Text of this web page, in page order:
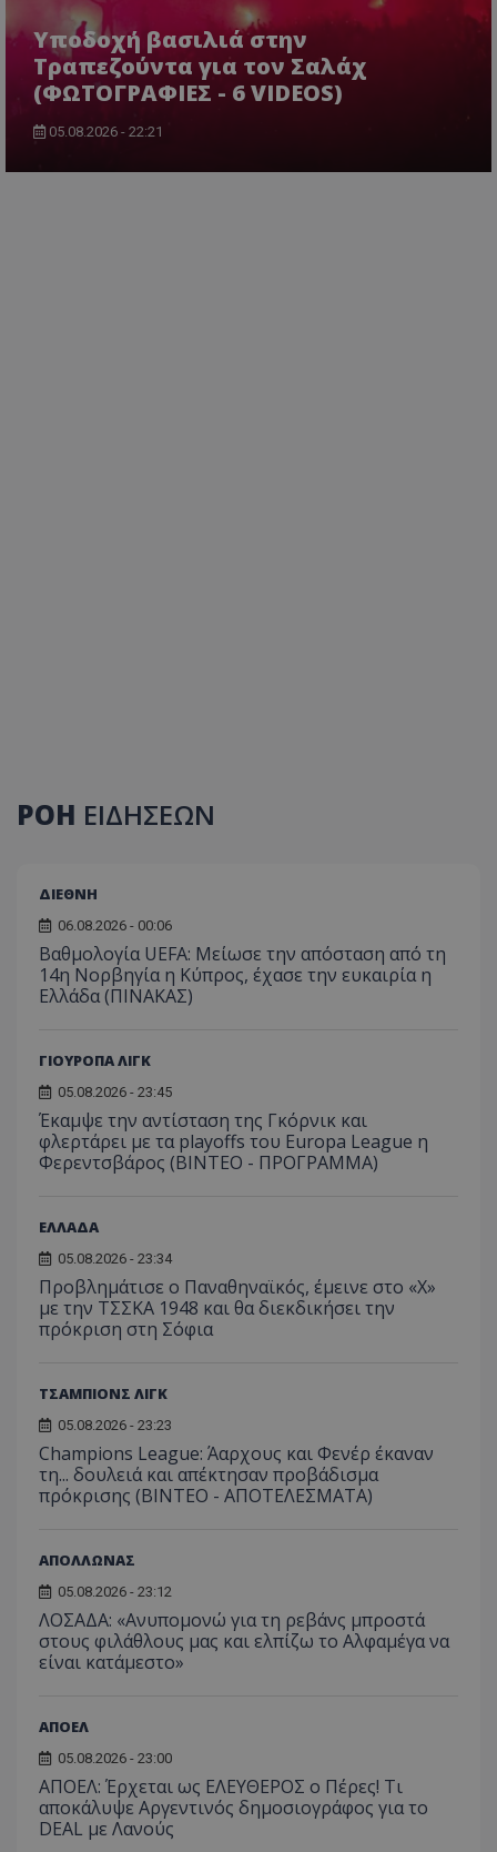
Υποδοχή βασιλιά στην
Τραπεζούντα για τον Σαλάχ
(ΦΩΤΟΓΡΑΦΙΕΣ - 6 VIDEOS)
05.08.2026 - 22:21
ΡΟΗ ΕΙΔΗΣΕΩΝ
ΔΙΕΘΝΗ
06.08.2026 - 00:06
Βαθμολογία UEFA: Μείωσε την απόσταση από τη
14η Νορβηγία η Κύπρος, έχασε την ευκαιρία η
Ελλάδα (ΠΙΝΑΚΑΣ)
ΓΙΟΥΡΟΠΑ ΛΙΓΚ
05.08.2026 - 23:45
Έκαμψε την αντίσταση της Γκόρνικ και
φλερτάρει με τα playoffs του Europa League η
Φερεντσβάρος (ΒΙΝΤΕΟ - ΠΡΟΓΡΑΜΜΑ)
ΕΛΛΑΔΑ
05.08.2026 - 23:34
Προβλημάτισε ο Παναθηναϊκός, έμεινε στο «Χ»
με την ΤΣΣΚΑ 1948 και θα διεκδικήσει την
πρόκριση στη Σόφια
ΤΣΑΜΠΙΟΝΣ ΛΙΓΚ
05.08.2026 - 23:23
Champions League: Άαρχους και Φενέρ έκαναν
τη... δουλειά και απέκτησαν προβάδισμα
πρόκρισης (ΒΙΝΤΕΟ - ΑΠΟΤΕΛΕΣΜΑΤΑ)
ΑΠΟΛΛΩΝΑΣ
05.08.2026 - 23:12
ΛΟΣΑΔΑ: «Ανυπομονώ για τη ρεβάνς μπροστά
στους φιλάθλους μας και ελπίζω το Αλφαμέγα να
είναι κατάμεστο»
ΑΠΟΕΛ
05.08.2026 - 23:00
ΑΠΟΕΛ: Έρχεται ως ΕΛΕΥΘΕΡΟΣ ο Πέρες! Τι
αποκάλυψε Αργεντινός δημοσιογράφος για το
DEAL με Λανούς